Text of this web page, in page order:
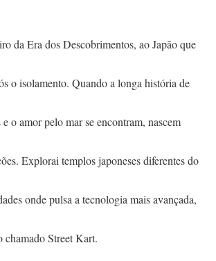
da Era dos Descobrimentos, ao Japão que
o isolamento. Quando a longa história de
o amor pelo mar se encontram, nascem
Explorai templos japoneses diferentes do
onde pulsa a tecnologia mais avançada,
chamado Street Kart.